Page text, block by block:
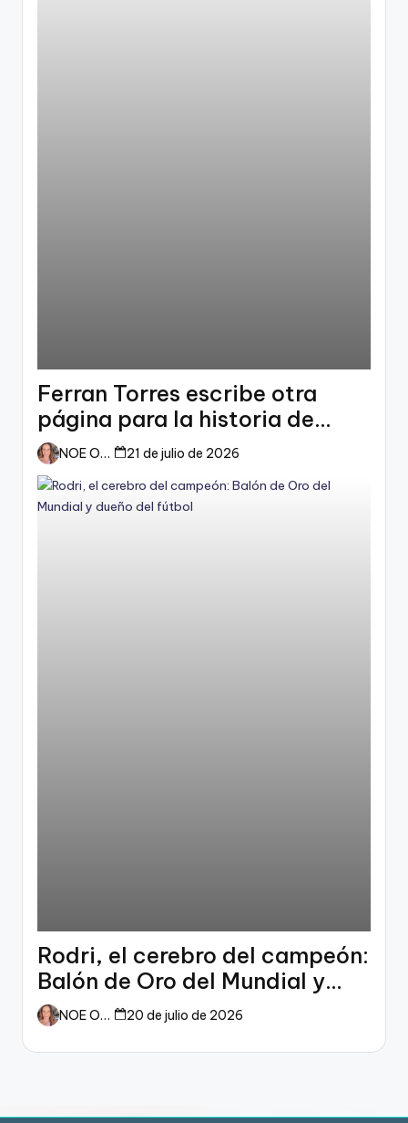
Ferran Torres escribe otra
página para la historia de
España
NOE ORTIZ 21 de julio de 2026
Rodri, el cerebro del campeón:
Balón de Oro del Mundial y
dueño del fútbol
NOE ORTIZ 20 de julio de 2026